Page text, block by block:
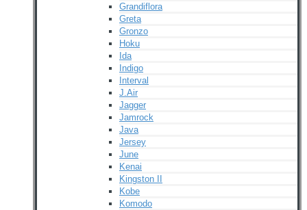
Grandiflora
Greta
Gronzo
Hoku
Ida
Indigo
Interval
J.Air
Jagger
Jamrock
Java
Jersey
June
Kenai
Kingston II
Kobe
Komodo